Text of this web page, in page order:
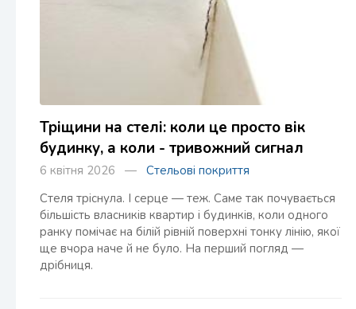
Тріщини на стелі: коли це просто вік
будинку, а коли - тривожний сигнал
6 квітня 2026 — Стельові покриття
Стеля тріснула. І серце — теж. Саме так почувається
більшість власників квартир і будинків, коли одного
ранку помічає на білій рівній поверхні тонку лінію, якої
ще вчора наче й не було. На перший погляд —
дрібниця.